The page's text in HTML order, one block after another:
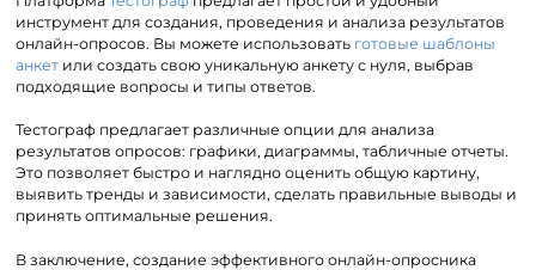
инструмент для создания, проведения и анализа результатов
онлайн-опросов. Вы можете использовать готовые шаблоны
анкет или создать свою уникальную анкету с нуля, выбрав
подходящие вопросы и типы ответов.
Тестограф предлагает различные опции для анализа
результатов опросов: графики, диаграммы, табличные отчеты.
Это позволяет быстро и наглядно оценить общую картину,
выявить тренды и зависимости, сделать правильные выводы и
принять оптимальные решения.
В заключение, создание эффективного онлайн-опросника